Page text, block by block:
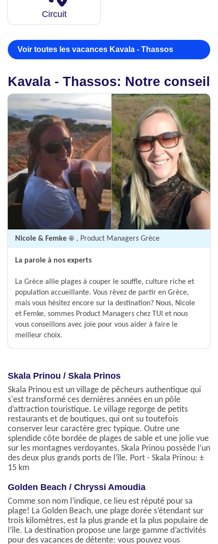
Circuit
Voir toutes les vacances Kavala - Thassos
Kavala - Thassos: Notre conseil
Nicole & Femke ☀️ , Product Managers Grèce
La parole à nos experts
La Grèce allie plages à couper le souffle, culture riche et
population accueillante. Vous rêvez de partir en Grèce,
mais vous hésitez encore sur la destination? Nous, Nicole
et Femke, sommes Product Managers chez TUI et nous
vous conseillons avec joie pour vous aider à faire le
meilleur choix.
Skala Prinou / Skala Prinos
Skala Prinou est un village de pêcheurs authentique qui
s'est transformé ces dernières années en un pôle
d’attraction touristique. Le village regorge de petits
restaurants et de boutiques, qui ont su toutefois
conserver leur caractère grec typique. Outre une
splendide côte bordée de plages de sable et une jolie vue
sur les montagnes verdoyantes, Skala Prinou possède l’un
des deux plus grands ports de l’île. Port - Skala Prinou: ±
15 km
Golden Beach / Chryssi Amoudia
Comme son nom l’indique, ce lieu est réputé pour sa
plage! La Golden Beach, une plage dorée s’étendant sur
trois kilomètres, est la plus grande et la plus populaire de
l’île. La destination propose une large gamme d’activités
pour des vacances de détente: vous pouvez vous